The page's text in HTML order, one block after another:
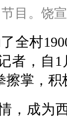
目 。饶
全村
者，自
擦掌，
，成为